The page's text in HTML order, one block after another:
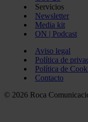
Servicios
Newsletter
Media kit
ON | Podcast
Aviso legal
Política de
Política de
Contacto
© 2026 Roca